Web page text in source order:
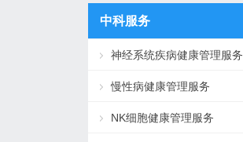
中科服务
神经系统疾病健康管理服务
慢性病健康管理服务
NK细胞健康管理服务